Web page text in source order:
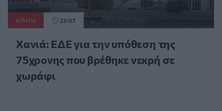
ΚΡΗΤΗ 23:07
Χανιά: ΕΔΕ για την υπόθεση της
75χρονης που βρέθηκε νεκρή σε
χωράφι